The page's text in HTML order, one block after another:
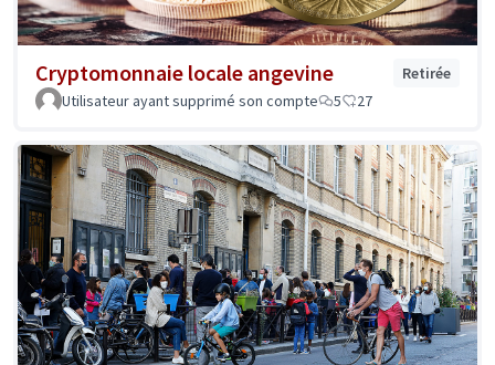
Cryptomonnaie locale angevine
Retirée
Utilisateur ayant supprimé son compte
5 27